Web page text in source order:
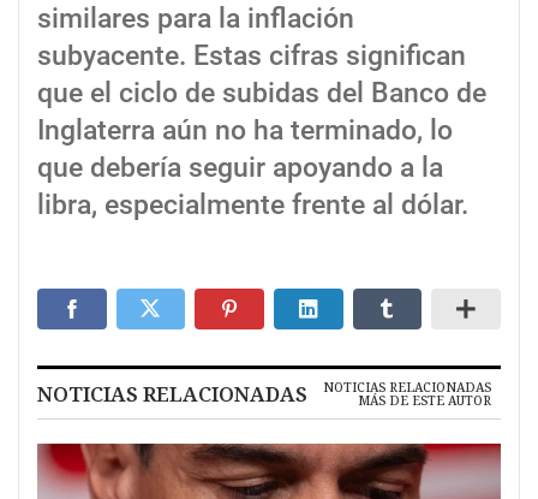
similares para la inflación
subyacente. Estas cifras significan
que el ciclo de subidas del Banco de
Inglaterra aún no ha terminado, lo
que debería seguir apoyando a la
libra, especialmente frente al dólar.
NOTICIAS RELACIONADAS NOTICIAS RELACIONADAS
MÁS DE ESTE AUTOR